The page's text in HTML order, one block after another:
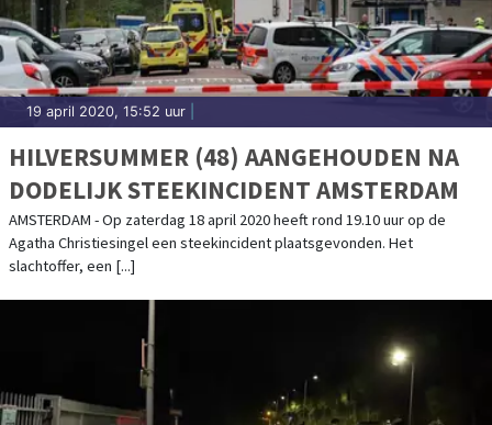
19 april 2020, 15:52 uur
HILVERSUMMER (48) AANGEHOUDEN NA
DODELIJK STEEKINCIDENT AMSTERDAM
AMSTERDAM - Op zaterdag 18 april 2020 heeft rond 19.10 uur op de
Agatha Christiesingel een steekincident plaatsgevonden. Het
slachtoffer, een [...]